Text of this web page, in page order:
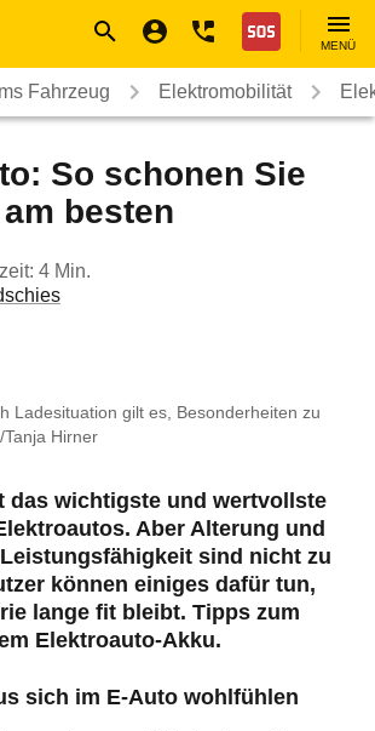
Nothilfe
MENÜ
Fahrzeug Elektromobilität
So schonen Sie
besten
4 Min.
Ladesituation gilt es, Besonderheiten zu
Tanja Hirner
das wichtigste und wertvollste
Aber Alterung und
sind nicht zu
können einiges dafür tun,
lange fit bleibt. Tipps zum
Elektroauto-Akku.
sich im E-Auto wohlfühlen